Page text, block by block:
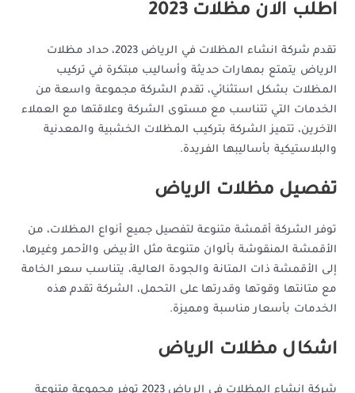
اطلب الان مظلات 2023
تقدم شركة انشاء المظلات في الرياض 2023، حداد مظلات
الرياض يتمتع بمهارات حديثة وأساليب مبتكرة في تركيب
المظلات بشكل استثنائي، تقدم الشركة مجموعة واسعة من
الخدمات التي تتناسب مع مستوى الشركة وعلاقتها مع العملاء
الآخرين، تتميز الشركة بتركيب المظلات الخشبية والمعدنية
والبلاستيكية بأساليبها الفريدة.
تفصيل مظلات الرياض
توفر الشركة أقمشة متنوعة لتفصيل جميع أنواع المظلات، من
الأقمشة المنقوشة بألوان متنوعة مثل الأبيض والأحمر وغيرها،
إلى الأقمشة ذات المتانة والجودة العالية، يتناسب سعر الخامة
مع متانتها وقوتها وقدرتها على التحمل، الشركة تقدم هذه
الخدمات بأسعار مناسبة ومميزة.
اشكال مظلات الرياض
شركة انشاء المظلات في الرياض 2023 توفر مجموعة متنوعة